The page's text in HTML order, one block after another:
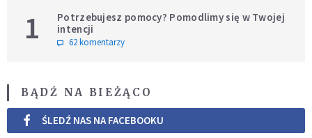
1
Potrzebujesz pomocy? Pomodlimy się w Twojej
intencji
62 komentarzy
BĄDŹ NA BIEŻĄCO
ŚLEDŹ NAS NA FACEBOOKU